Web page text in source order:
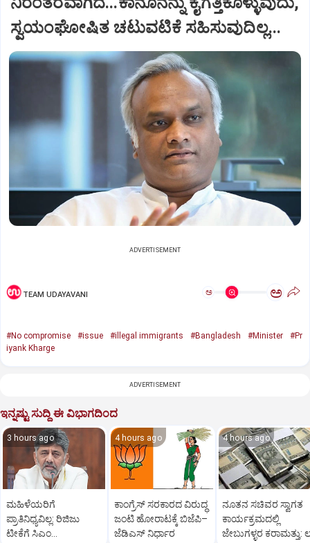
ಸ್ವಯಂಘೋಷಿತ ಚಟುವಟಿಕೆ ಸಹಿಸುವುದಿಲ್ಲ...
ADVERTISEMENT
TEAM UDAYAVANI ಅ ಅ
#No compromise #issue #illegal immigrants #Bangladesh #Minister
#Pr
iyank Kharge
ADVERTISEMENT
ಇನ್ನಷ್ಟು ಸುದ್ದಿ ಈ ವಿಭಾಗದಿಂದ
3 hours ago
ಮಹಿಳೆಯರಿಗೆ
ಪ್ರಾತಿನಿಧ್ಯವಿಲ್ಲ: ರಿಜಿಜು
ಟೀಕೆಗೆ ಸಿಎಂ
4 hours ago
ಕಾಂಗ್ರೆಸ್‌ ಸರಕಾರದ ವಿರುದ್ಧ
ಜಂಟಿ ಹೋರಾಟಕ್ಕೆ ಬಿಜೆಪಿ–
ಜೆಡಿಎಸ್‌ ನಿರ್ಧಾರ
4 hours ago
ನೂತನ ಸಚಿವರ ಸ್ವಾಗತ
ಕಾರ್ಯಕ್ರಮದಲ್ಲಿ
ಜೇಬುಗಳ್ಳರ ಕರಾಮತ್ತು: